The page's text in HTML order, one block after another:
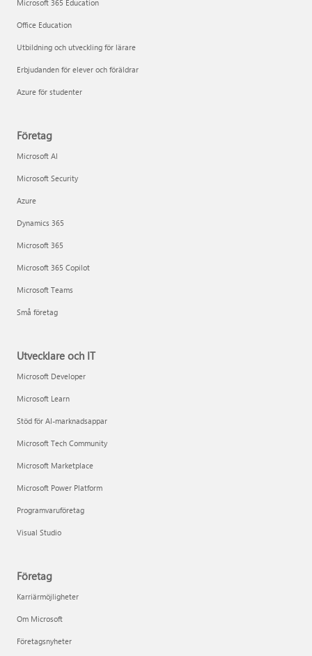
Microsoft 365 Education
Office Education
Utbildning och utveckling för lärare
Erbjudanden för elever och föräldrar
Azure för studenter
Företag
Microsoft AI
Microsoft Security
Azure
Dynamics 365
Microsoft 365
Microsoft 365 Copilot
Microsoft Teams
Små företag
Utvecklare och IT
Microsoft Developer
Microsoft Learn
Stöd för AI-marknadsappar
Microsoft Tech Community
Microsoft Marketplace
Microsoft Power Platform
Programvaruföretag
Visual Studio
Företag
Karriärmöjligheter
Om Microsoft
Företagsnyheter